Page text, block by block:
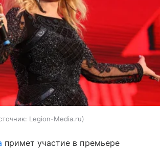
Legion-Media.ru
примет участие в премьере